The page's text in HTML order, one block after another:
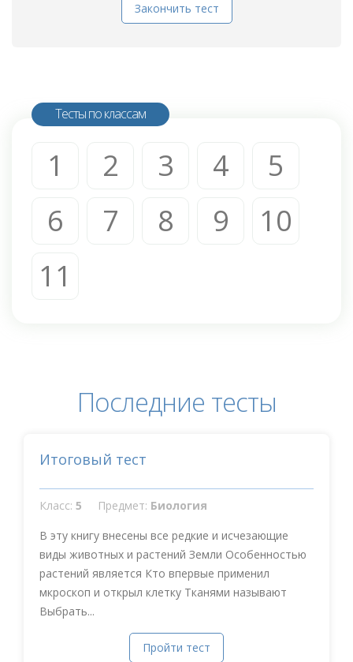
Закончить тест
Тесты по классам
1 2 3 4
5
6
7 8 9
10
11
Последние тесты
Итоговый тест
Класс: 5 Предмет: Биология
В эту книгу внесены все редкие и исчезающие
виды животных и растений Земли Особенностью
растений является Кто впервые применил
мкроскоп и открыл клетку Тканями называют
Выбрать...
Пройти тест